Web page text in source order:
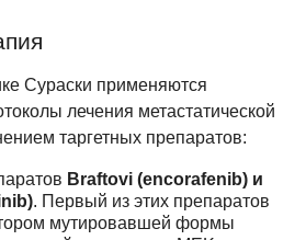
Сураски применяются
лечения метастатической
таргетных препаратов:
Braftovi (encorafenib) и
. Первый из этих препаратов
мутировавшей формы